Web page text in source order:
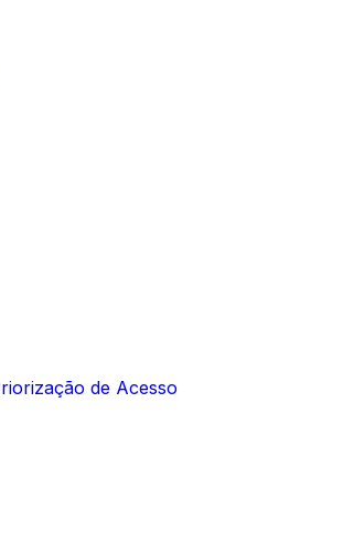
de Acesso